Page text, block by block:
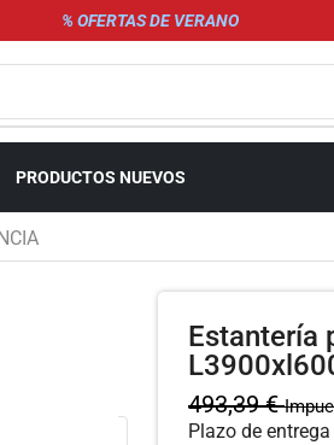
% OFERTAS DE VERANO
PRODUCTOS NUEVOS
Estantería
493,39€
Plazo de entrega